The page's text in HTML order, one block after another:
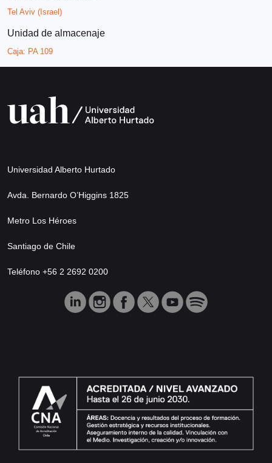
Tel Aviv (Israel)
Unidad de almacenaje
Caja: PA 109
Universidad Alberto Hurtado
Avda. Bernardo O’Higgins 1825
Metro Los Héroes
Santiago de Chile
Teléfono +56 2 2692 0200